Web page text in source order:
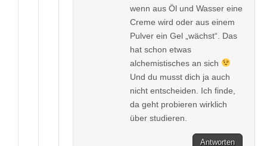
wenn aus Öl und Wasser eine
Creme wird oder aus einem
Pulver ein Gel „wächst“. Das
hat schon etwas
alchemistisches an sich
Und du musst dich ja auch
nicht entscheiden. Ich finde,
da geht probieren wirklich
über studieren.
Antworten